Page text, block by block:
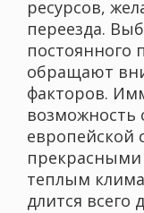
ресурсов,
переезда.
постоянного
обращают
факторов.
возможность
европейской
прекрасными
теплым
длится всего